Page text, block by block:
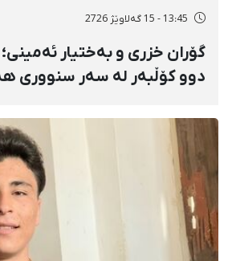
13:45 - 15 گەلاوێژ 2726
گۆران خزری و بەختیار ئەمینی؛
دوو کۆڵبەر لە سەر سنووری
تەقینەوەی مین